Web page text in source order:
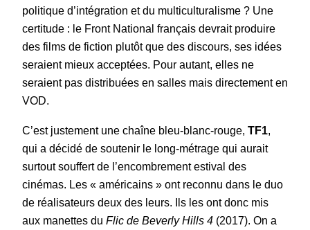
politique d’intégration et du multiculturalisme ? Une
certitude : le Front National français devrait produire
des films de fiction plutôt que des discours, ses idées
seraient mieux acceptées. Pour autant, elles ne
seraient pas distribuées en salles mais directement en
VOD.
C’est justement une chaîne bleu-blanc-rouge, TF1,
qui a décidé de soutenir le long-métrage qui aurait
surtout souffert de l’encombrement estival des
cinémas. Les « américains » ont reconnu dans le duo
de réalisateurs deux des leurs. Ils les ont donc mis
aux manettes du Flic de Beverly Hills 4 (2017). On a